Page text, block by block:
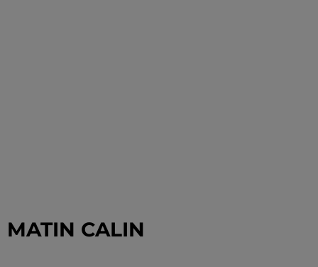
MATIN CALIN